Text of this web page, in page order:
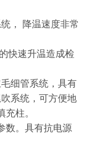
， 降温速度非常
快速升温造成检
细管系统，具有
系统，可方便地
充柱。
数。具有抗电源